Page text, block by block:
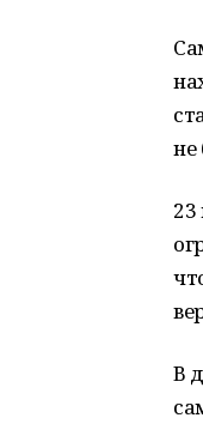
не
23
В